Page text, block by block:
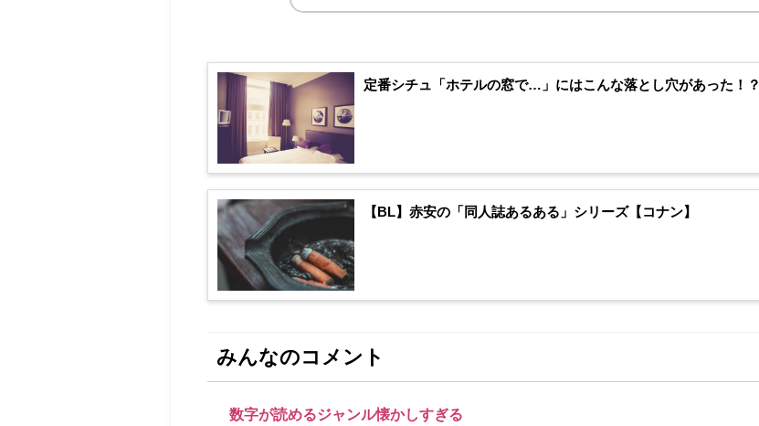
定番シチュ「ホテルの窓で…」にはこんな落とし穴があった！？
【BL】赤安の「同人誌あるある」シリーズ【コナン】
みんなのコメント
数字が読めるジャンル懐かしすぎる